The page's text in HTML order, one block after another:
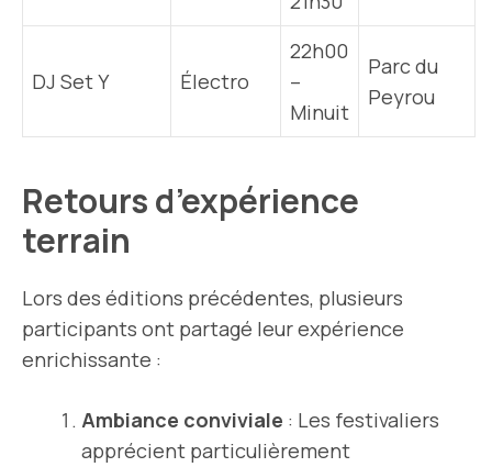
DJ Set Y Électro
22h00
–
Minuit
Parc du
Peyrou
Retours d’expérience
terrain
Lors des éditions précédentes, plusieurs
participants ont partagé leur expérience
enrichissante :
Ambiance conviviale : Les festivaliers
apprécient particulièrement